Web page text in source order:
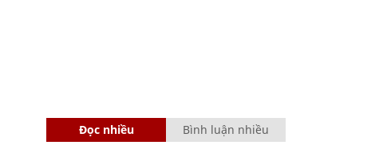
Đọc nhiều Bình luận nhiều